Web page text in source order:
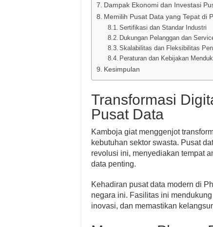
Dampak Ekonomi dan Investasi
Memilih Pusat Data yang Tepat di
Sertifikasi dan Standar Industri
Dukungan Pelanggan dan
Skalabilitas dan Fleksibilitas
Peraturan dan Kebijakan
Kesimpulan
Transformasi
Pusat Data
Kamboja giat menggenjot
kebutuhan sektor swasta. Pusat
revolusi ini, menyediakan tempat
data penting.
Kehadiran pusat data modern di
negara ini. Fasilitas ini
inovasi, dan memastikan